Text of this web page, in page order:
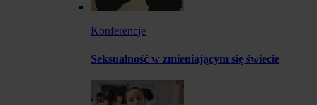
Konferencje
Seksualność w zmieniającym się świecie